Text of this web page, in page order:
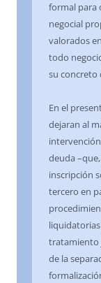
formal para
negocial
valorados
todo
su concreto
En el
dejaran al
deuda
inscripción
tercero en
tratamiento
de la